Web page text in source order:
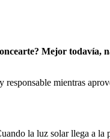
Mejor todavía,
responsable mientras
la luz solar llega a